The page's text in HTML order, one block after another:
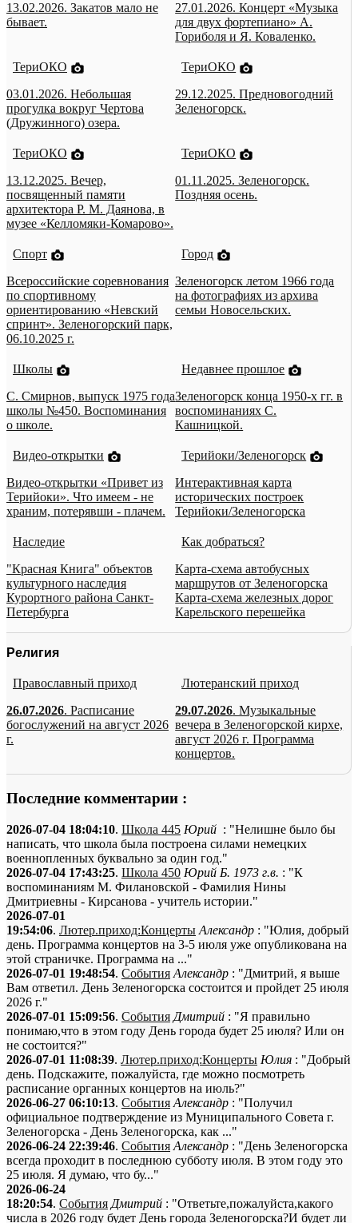
13.02.2026. Закатов мало не
бывает.
27.01.2026. Концерт «Музыка
для двух фортепиано» А.
Гориболя и Я. Коваленко.
ТериОКО
03.01.2026. Небольшая
прогулка вокруг Чертова
(Дружинного) озера.
ТериОКО
29.12.2025. Предновогодний
Зеленогорск.
ТериОКО
13.12.2025. Вечер,
посвященный памяти
архитектора Р. М. Даянова, в
музее «Келломяки-Комарово».
ТериОКО
01.11.2025. Зеленогорск.
Поздняя осень.
Спорт
Всероссийские соревнования
по спортивному
ориентированию «Невский
спринт». Зеленогорский парк,
06.10.2025 г.
Город
Зеленогорск летом 1966 года
на фотографиях из архива
семьи Новосельских.
Школы
С. Смирнов, выпуск 1975 года
школы №450. Воспоминания
о школе.
Недавнее прошлое
Зеленогорск конца 1950-х гг. в
воспоминаниях С.
Кашницкой.
Видео-открытки
Видео-открытки «Привет из
Терийоки». Что имеем - не
храним, потерявши - плачем.
Терийоки/Зеленогорск
Интерактивная карта
исторических построек
Терийоки/Зеленогорска
Наследие
"Красная Книга" объектов
культурного наследия
Курортного района Санкт-
Петербурга
Как добраться?
Карта-схема автобусных
маршрутов от Зеленогорска
Карта-схема железных дорог
Карельского перешейка
Религия
Православный приход
26.07.2026. Расписание
богослужений на август 2026
г.
Лютеранский приход
29.07.2026. Музыкальные
вечера в Зеленогорской кирхе,
август 2026 г. Программа
концертов.
Последние комментарии :
2026-07-04 18:04:10. Школа 445 Юрий : "Нелишне было бы
написать, что школа была построена силами немецких
военнопленных буквально за один год."
2026-07-04 17:43:25. Школа 450 Юрий Б. 1973 г.в. : "К
воспоминаниям М. Филановской - Фамилия Нины
Дмитриевны - Кирсанова - учитель истории."
2026-07-01
19:54:06. Лютер.приход:Концерты Александр : "Юлия, добрый
день. Программа концертов на 3-5 июля уже опубликована на
этой страничке. Программа на ..."
2026-07-01 19:48:54. События Александр : "Дмитрий, я выше
Вам ответил. День Зеленогорска состоится и пройдет 25 июля
2026 г."
2026-07-01 15:09:56. События Дмитрий : "Я правильно
понимаю,что в этом году День города будет 25 июля? Или он
не состоится?"
2026-07-01 11:08:39. Лютер.приход:Концерты Юлия : "Добрый
день. Подскажите, пожалуйста, где можно посмотреть
расписание органных концертов на июль?"
2026-06-27 06:10:13. События Александр : "Получил
официальное подтверждение из Муниципального Совета г.
Зеленогорска - День Зеленогорска, как ..."
2026-06-24 22:39:46. События Александр : "День Зеленогорска
всегда проходит в последнюю субботу июля. В этом году это
25 июля. Я думаю, что бу..."
2026-06-24
18:20:54. События Дмитрий : "Ответьте,пожалуйста,какого
числа в 2026 году будет День города Зеленогорска?И будет ли